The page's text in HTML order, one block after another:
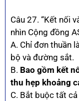
Câu 27. “Kết nối
nhìn Cộng đồng
A. Chỉ đơn thuần
bộ và đường sắt.
B. Bao gồm kết
thu hẹp khoảng
C. Bắt buộc tất